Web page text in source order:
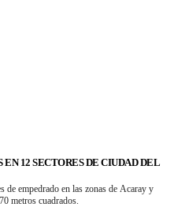
12 SECTORES DE CIUDAD DEL
empedrado en las zonas de Acaray y
metros cuadrados.